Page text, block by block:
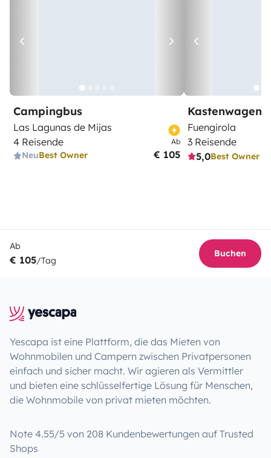
Campingbus
Las Lagunas de Mijas
4 Reisende
NeuBest Owner
Ab
€ 105
Kastenwagen
Fuengirola
3 Reisende
5,0Best Owner
Ab
€ 105/Tag
Buchen
Yescapa ist eine Plattform, die das Mieten von
Wohnmobilen und Campern zwischen Privatpersonen
einfach und sicher macht. Wir agieren als Vermittler
und bieten eine schlüsselfertige Lösung für Menschen,
die Wohnmobile von privat mieten möchten.
Note 4.55/5 von 208 Kundenbewertungen auf Trusted
Shops